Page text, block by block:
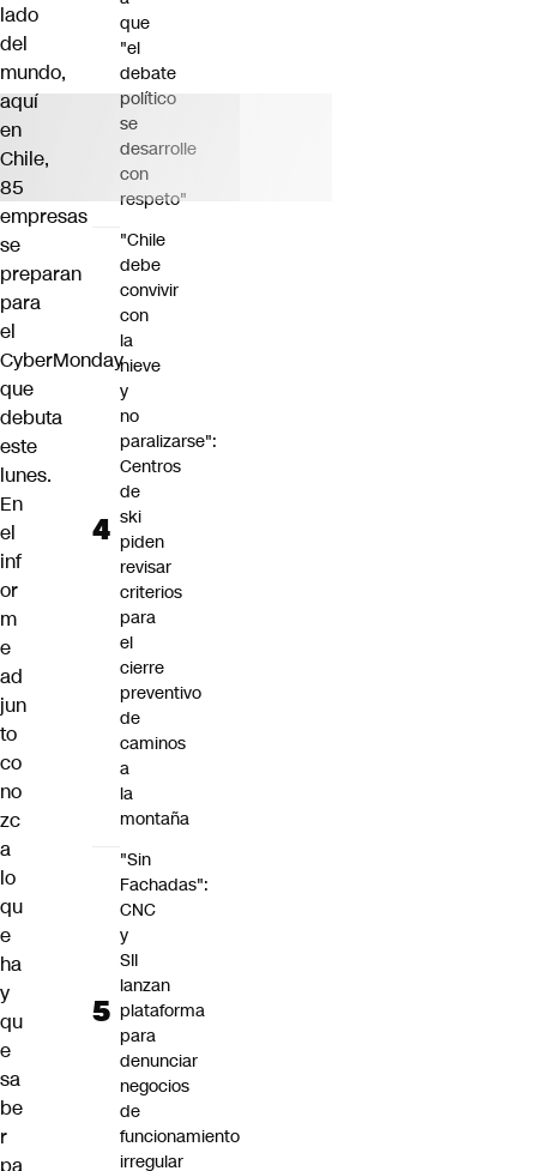
lado
del
mundo,
aquí
en
Chile,
85
empresas
se
preparan
para
el
CyberMonday
que
debuta
este
lunes.
En
el
inf
or
m
e
ad
jun
to
co
no
zc
a
lo
qu
e
ha
y
qu
e
sa
be
r
pa
que
"el
debate
político
se
desarrolle
con
respeto"
"Chile
debe
convivir
con
la
nieve
y
no
paralizarse":
Centros
de
ski
piden
revisar
criterios
para
el
cierre
preventivo
de
caminos
a
la
montaña
"Sin
Fachadas":
CNC
y
SII
lanzan
plataforma
para
denunciar
negocios
de
funcionamiento
irregular